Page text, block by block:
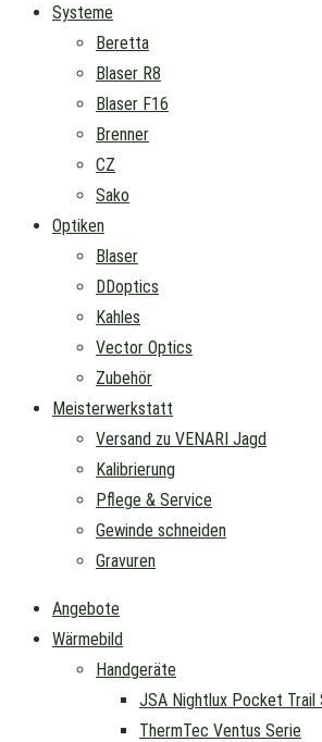
Systeme
Beretta
Blaser R8
Blaser F16
Brenner
CZ
Sako
Optiken
Blaser
DDoptics
Kahles
Vector Optics
Zubehör
Meisterwerkstatt
Versand zu VENARI Jagd
Kalibrierung
Pflege & Service
Gewinde schneiden
Gravuren
Angebote
Wärmebild
Handgeräte
JSA Nightlux Pocket Trail
ThermTec Ventus Serie